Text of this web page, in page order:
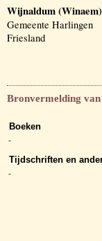
Wijnaldum (Winaem)
Gemeente Harlingen
Friesland
Bronvermelding
Boeken
-
Tijdschriften en
-